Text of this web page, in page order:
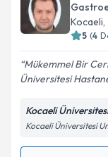
E-postaKocaeli,
5 (4
Mükemmel Bir
Üniversitesi
Kocaeli
Kocaeli Üniversitesi